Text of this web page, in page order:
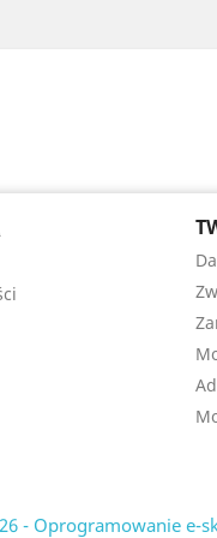
- Oprogramowanie e-